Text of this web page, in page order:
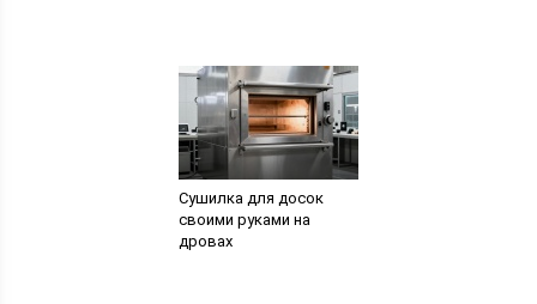
Сушилка для досок
своими руками на
дровах